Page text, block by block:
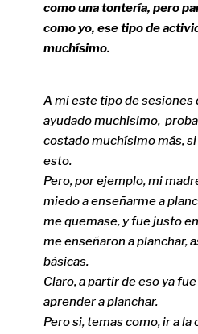
como una tontería, pero
como yo, ese tipo de
muchísimo.
A mi este tipo de sesiones
ayudado muchisimo,
costado muchísimo más,
esto.
Pero, por ejemplo, mi
miedo a enseñarme a
me quemase, y fue justo
me enseñaron a planchar,
básicas.
Claro, a partir de eso ya
aprender a planchar.
Pero si, temas como, ir a la